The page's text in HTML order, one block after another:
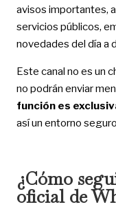
avisos importantes,
servicios públicos,
novedades del día a
Este canal no es un
no podrán enviar
función es
así un entorno
¿Cómo
oficial de